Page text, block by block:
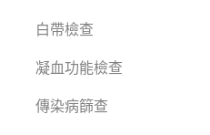
白帶檢查
凝血功能檢查
傳染病篩查